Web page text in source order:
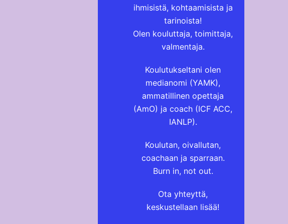
ihmisistä, kohtaamisista ja
tarinoista!
Olen kouluttaja, toimittaja,
valmentaja.
Koulutukseltani olen
medianomi (YAMK),
ammatillinen opettaja
(AmO) ja coach (ICF ACC,
IANLP).
Koulutan, oivallutan,
coachaan ja sparraan.
Burn in, not out.
Ota yhteyttä,
keskustellaan lisää!